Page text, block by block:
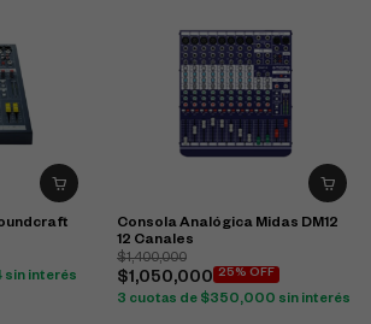
sin interés
Consola Analógica Midas DM12
12 Canales
$1,400,000
$1,050,000 25% OFF
3 cuotas de $350,000 sin interés